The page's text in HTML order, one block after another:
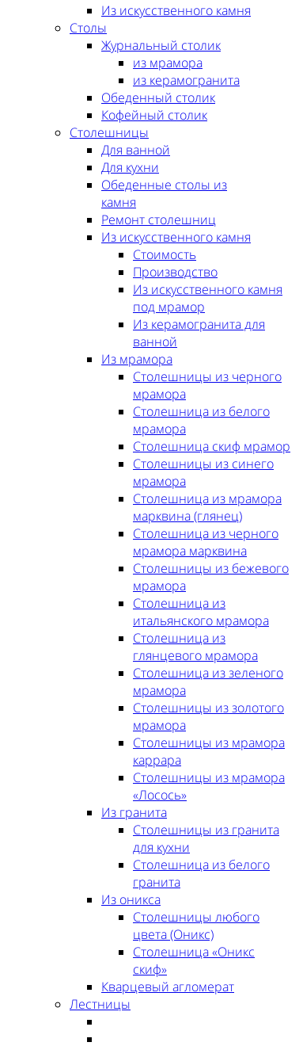
Из искусственного камня
Столы
Журнальный столик
из мрамора
из керамогранита
Обеденный столик
Кофейный столик
Столешницы
Для ванной
Для кухни
Обеденные столы из
камня
Ремонт столешниц
Из искусственного камня
Стоимость
Производство
Из искусственного камня
под мрамор
Из керамогранита для
ванной
Из мрамора
Столешницы из черного
мрамора
Столешница из белого
мрамора
Столешница скиф мрамор
Столешницы из синего
мрамора
Столешница из мрамора
марквина (глянец)
Столешница из черного
мрамора марквина
Столешницы из бежевого
мрамора
Столешница из
итальянского мрамора
Столешница из
глянцевого мрамора
Столешница из зеленого
мрамора
Столешницы из золотого
мрамора
Столешницы из мрамора
каррара
Столешницы из мрамора
«Лосось»
Из гранита
Столешницы из гранита
для кухни
Столешница из белого
гранита
Из оникса
Столешницы любого
цвета (Оникс)
Столешница «Оникс
скиф»
Кварцевый агломерат
Лестницы